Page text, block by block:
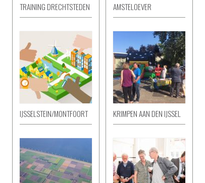
TRAINING DRECHTSTEDEN AMSTELOEVER
IJSSELSTEIN/MONTFOORT KRIMPEN AAN DEN IJSSEL